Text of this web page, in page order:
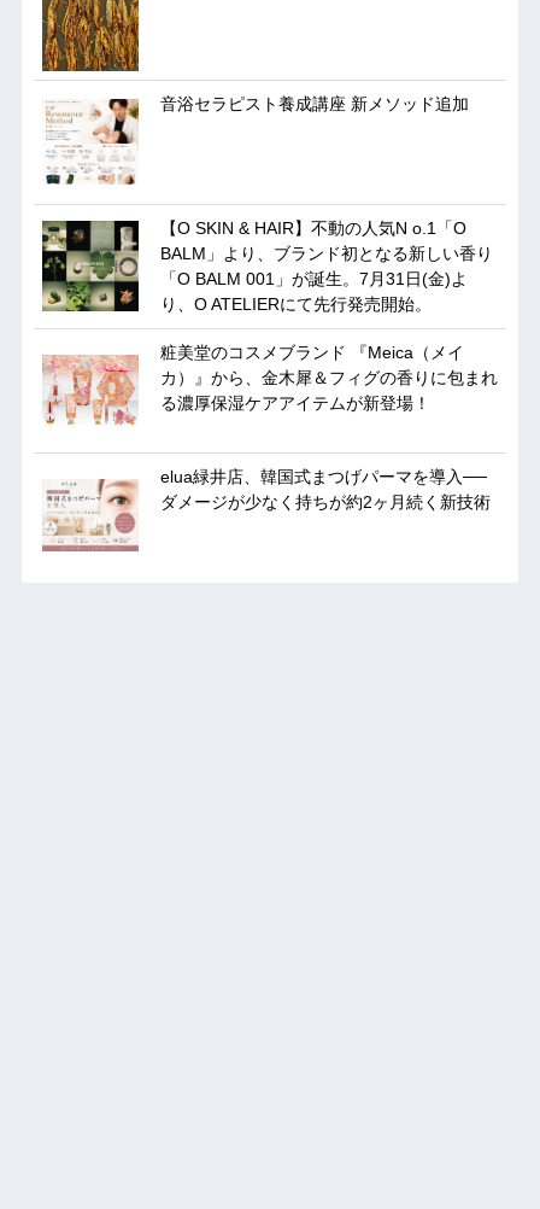
音浴セラピスト養成講座 新メソッド追加
【O SKIN & HAIR】不動の人気N o.1「O
BALM」より、ブランド初となる新しい香り
「O BALM 001」が誕生。7月31日(金)よ
り、O ATELIERにて先行発売開始。
粧美堂のコスメブランド 『Meica（メイ
カ）』から、金木犀＆フィグの香りに包まれ
る濃厚保湿ケアアイテムが新登場！
elua緑井店、韓国式まつげパーマを導入──
ダメージが少なく持ちが約2ヶ月続く新技術